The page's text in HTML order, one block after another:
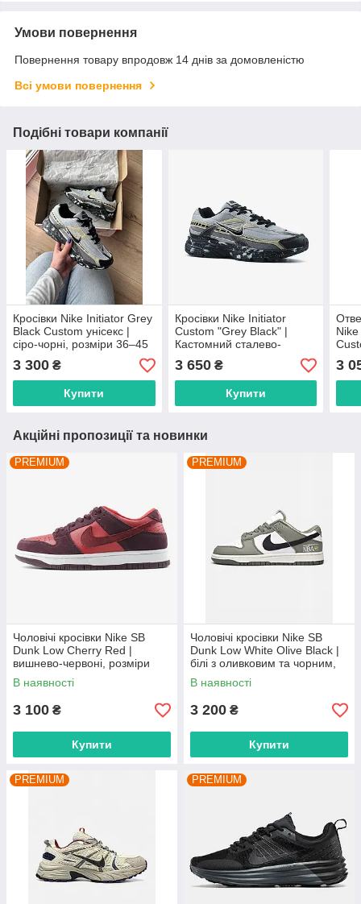
Умови повернення
Повернення товару впродовж 14 днів за домовленістю
Всі умови повернення
Подібні товари компанії
Кросівки Nike Initiator Grey
Black Custom унісекс |
сіро-чорні, розміри 36–45
3 300 ₴
Купити
Кросівки Nike Initiator
Custom "Grey Black" |
Кастомний сталево-
чорний раннер, розміри
36–45
3 650₴
Купити
3
Акційні пропозиції та новинки
PREMIUM
Чоловічі кросівки Nike SB
Dunk Low Cherry Red |
вишнево-червоні, розміри
40–45
В наявності
3 100 ₴
Купити
PREMIUM
Чоловічі кросівки Nike SB
Dunk Low White Olive Black |
білі з оливковим та чорним,
розміри 41–45
В наявності
3 200 ₴
Купити
PREMIUM PREMIUM